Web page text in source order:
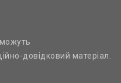
довідковий матеріал.